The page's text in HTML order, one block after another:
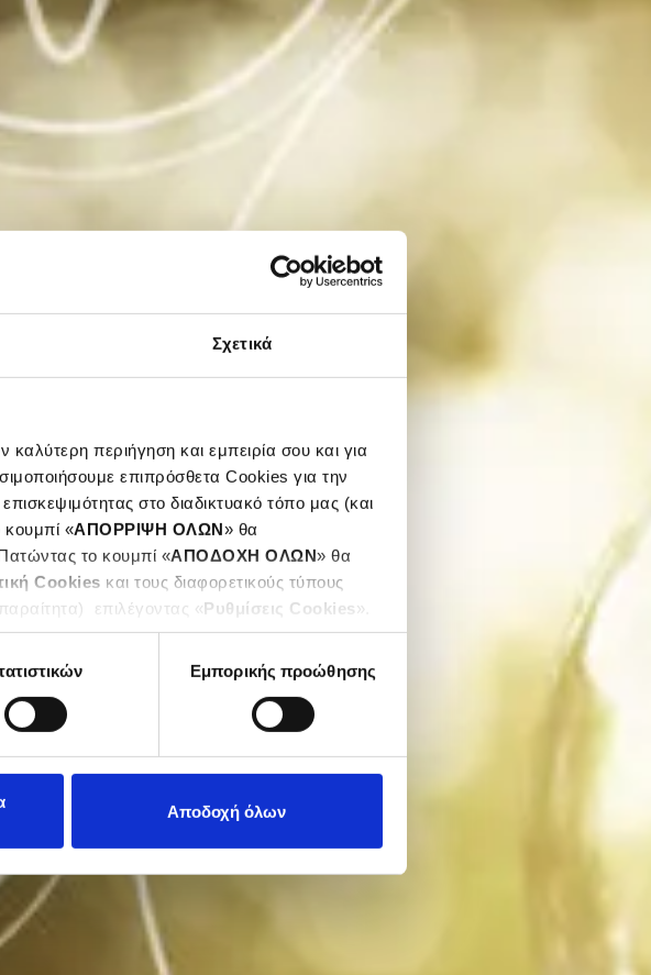
Σχετικά
περιήγηση και εμπειρία σου και για
επιπρόσθετα Cookies για την
στο διαδικτυακό τόπο μας (και
κουμπί «ΑΠΟΡΡΙΨΗ ΟΛΩΝ» θα
το κουμπί «ΑΠΟΔΟΧΗ ΟΛΩΝ» θα
Cookies και τους διαφορετικούς τύπους
επιλέγοντας «Ρυθμίσεις Cookies».
Εμπορικής προώθησης
Αποδοχή όλων